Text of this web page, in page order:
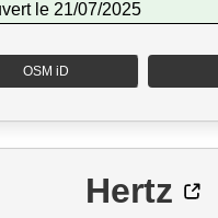
le 21/07/2025
OSM iD
Hertz